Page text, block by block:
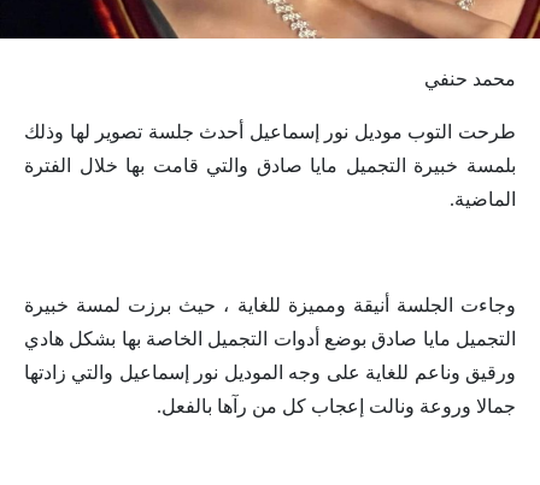
محمد حنفي
طرحت التوب موديل نور إسماعيل أحدث جلسة تصوير لها وذلك
بلمسة خبيرة التجميل مايا صادق والتي قامت بها خلال الفترة
الماضية.
وجاءت الجلسة أنيقة ومميزة للغاية ، حيث برزت لمسة خبيرة
التجميل مايا صادق بوضع أدوات التجميل الخاصة بها بشكل هادي
ورقيق وناعم للغاية على وجه الموديل نور إسماعيل والتي زادتها
جمالا وروعة ونالت إعجاب كل من رآها بالفعل.